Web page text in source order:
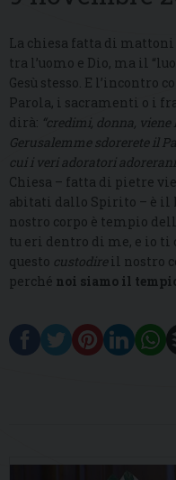
La chiesa fatta di
tra l’uomo e Dio, ma il
Gesù stesso. E l’incontro
Parola, i sacramenti o i
dirà: “credimi, donna,
Gerusalemme sdorerete il
cui i veri adoratori
Chiesa – fatta di pietre
abitati dallo Spirito – è il
nostro corpo è tempio
tu eri dentro di me, e io ti
questo custodireil nostro
perché noi siamo il